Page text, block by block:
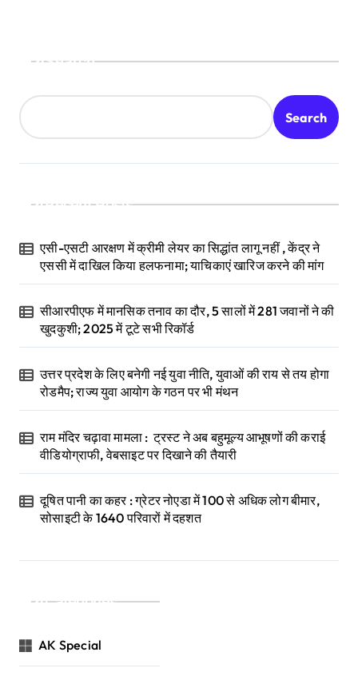
Search
Search
Recent Posts
एसी-एसटी आरक्षण में क्रीमी लेयर का सिद्धांत लागू नहीं , केंद्र ने
एससी में दाखिल किया हलफनामा; याचिकाएं खारिज करने की मांग
सीआरपीएफ में मानसिक तनाव का दौर, 5 सालों में 281 जवानों ने की
खुदकुशी; 2025 में टूटे सभी रिकॉर्ड
उत्तर प्रदेश के लिए बनेगी नई युवा नीति, युवाओं की राय से तय होगा
रोडमैप; राज्य युवा आयोग के गठन पर भी मंथन
राम मंदिर चढ़ावा मामला : ट्रस्ट ने अब बहुमूल्य आभूषणों की कराई
वीडियोग्राफी, वेबसाइट पर दिखाने की तैयारी
दूषित पानी का कहर : ग्रेटर नोएडा में 100 से अधिक लोग बीमार,
सोसाइटी के 1640 परिवारों में दहशत
Categories
AK Special